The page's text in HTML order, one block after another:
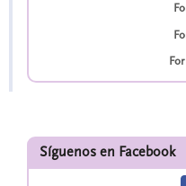
Síguenos en Facebook